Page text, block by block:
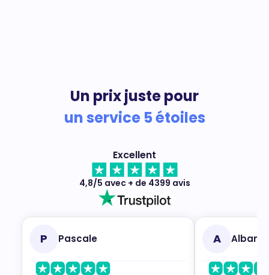
Un prix juste pour
un service 5 étoiles
Excellent
4,8/5 avec + de 4399 avis
P Pascale A Alban